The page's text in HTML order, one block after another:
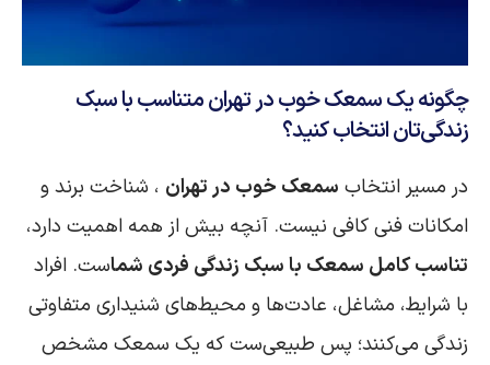
چگونه یک سمعک خوب در تهران متناسب با سبک
زندگی‌تان انتخاب کنید؟
در مسیر انتخاب سمعک خوب در تهران ، شناخت برند و
امکانات فنی کافی نیست. آنچه بیش از همه اهمیت دارد،
تناسب کامل سمعک با سبک زندگی فردی شماست. افراد
با شرایط، مشاغل، عادت‌ها و محیط‌های شنیداری متفاوتی
زندگی می‌کنند؛ پس طبیعی‌ست که یک سمعک مشخص